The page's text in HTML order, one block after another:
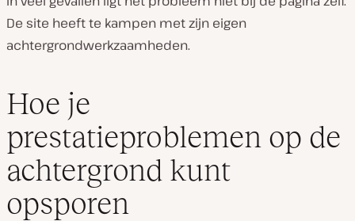
De site heeft te kampen met zijn eigen
achtergrondwerkzaamheden.
Hoe je
prestatieproblemen op de
achtergrond kunt
opsporen